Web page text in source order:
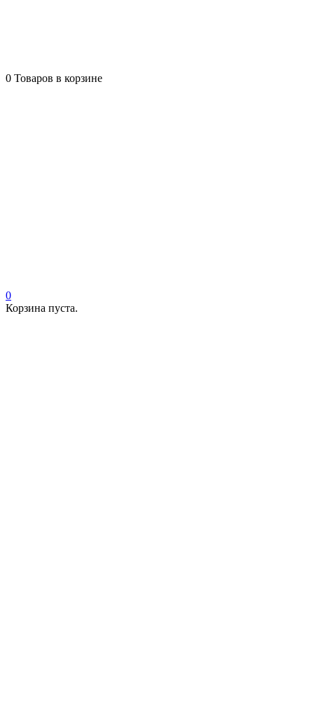
0 Товаров в корзине
0
Корзина пуста.